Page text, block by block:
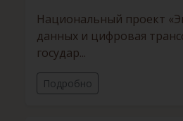
Национальный проект
данных и цифровая
государ...
Подробно